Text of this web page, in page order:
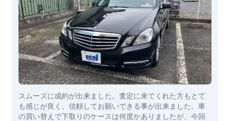
スムーズに成約が出来ました。査定に来てくれた方もとて
も感じが良く、信頼してお願いできる事が出来ました。車
の買い替えで下取りのケースは何度かありましたが、今回